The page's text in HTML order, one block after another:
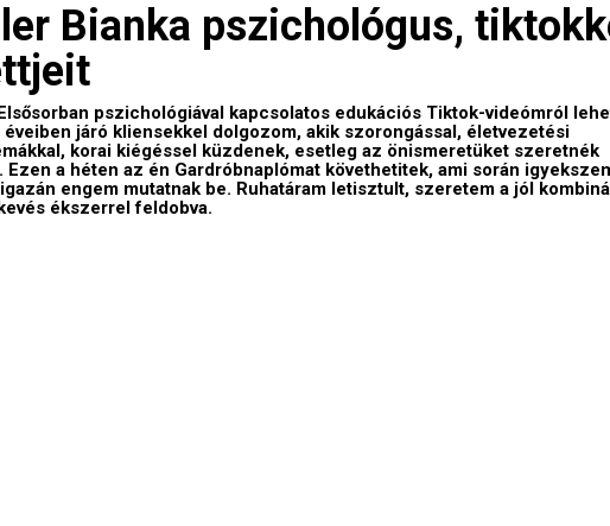
Bianka pszichológus,
pszichológiával kapcsolatos edukációs Tiktok-videómról
járó kliensekkel dolgozom, akik szorongással, életvezetési
korai kiégéssel küzdenek, esetleg az önismeretüket szeretnék
a héten az én Gardróbnaplómat követhetitek, ami során
engem mutatnak be. Ruhatáram letisztult, szeretem a jól
ékszerrel feldobva.